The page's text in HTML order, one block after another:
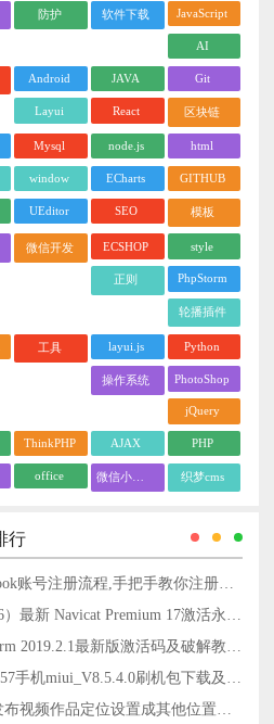
防护 软件下载 JavaScript
AI
Android JAVA Git
Layui React 区块链
Mysql node.js html
window ECharts GITHUB
UEditor SEO 模板
微信开发 ECSHOP style
正则 PhpStorm
轮播插件
工具 layui.js Python
操作系统 PhotoShop
jQuery
ThinkPHP AJAX PHP
office 微信小程序 织梦cms
行
Facebook账号注册流程,手把手教你注册脸书账号
（2026）最新 Navicat Premium 17激活永久教程
phpstorm 2019.2.1最新版激活码及破解教程更新至2024
oppo a57手机miui_V8.5.4.0刷机包下载及刷机教程
抖音发布视频作品定位设置成其他位置方法